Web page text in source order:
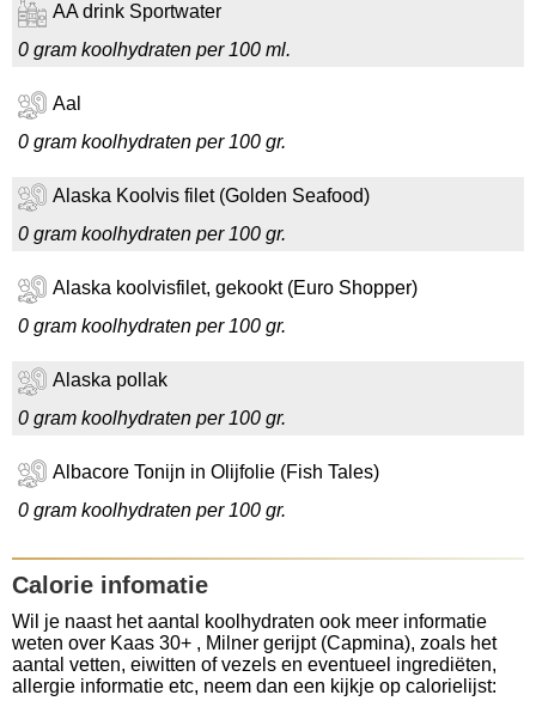
AA drink Sportwater
0 gram koolhydraten per 100 ml.
Aal
0 gram koolhydraten per 100 gr.
Alaska Koolvis filet (Golden Seafood)
0 gram koolhydraten per 100 gr.
Alaska koolvisfilet, gekookt (Euro Shopper)
0 gram koolhydraten per 100 gr.
Alaska pollak
0 gram koolhydraten per 100 gr.
Albacore Tonijn in Olijfolie (Fish Tales)
0 gram koolhydraten per 100 gr.
Calorie infomatie
Wil je naast het aantal koolhydraten ook meer informatie
weten over Kaas 30+ , Milner gerijpt (Capmina), zoals het
aantal vetten, eiwitten of vezels en eventueel ingrediëten,
allergie informatie etc, neem dan een kijkje op calorielijst: